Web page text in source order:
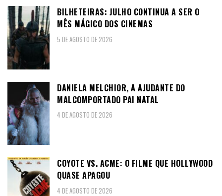
BILHETEIRAS: JULHO CONTINUA A SER O
MÊS MÁGICO DOS CINEMAS
5 DE AGOSTO DE 2026
DANIELA MELCHIOR, A AJUDANTE DO
MALCOMPORTADO PAI NATAL
4 DE AGOSTO DE 2026
COYOTE VS. ACME: O FILME QUE HOLLYWOOD
QUASE APAGOU
4 DE AGOSTO DE 2026